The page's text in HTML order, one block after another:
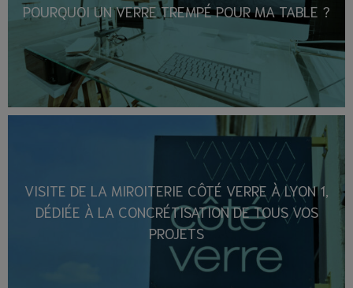
POURQUOI UN VERRE TREMPÉ POUR MA TABLE ?
VISITE DE LA MIROITERIE CÔTÉ VERRE À LYON 1,
DÉDIÉE À LA CONCRÉTISATION DE TOUS VOS
PROJETS